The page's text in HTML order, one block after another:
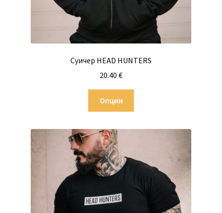
Суичер HEAD HUNTERS
20.40 €
Опции
multiple
The
options
be